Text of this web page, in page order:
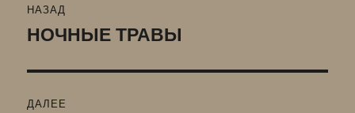
по
НАЗАД
Предыдущая
НОЧНЫЕ ТРАВЫ
ДАЛЕЕ